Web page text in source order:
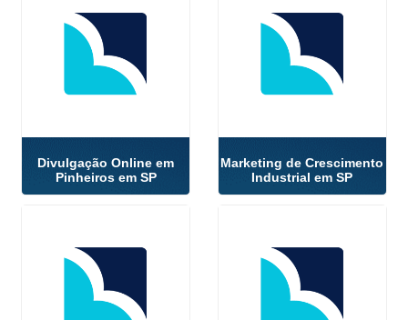
Divulgação Online em
Pinheiros em SP
Marketing de Crescimento
Industrial em SP